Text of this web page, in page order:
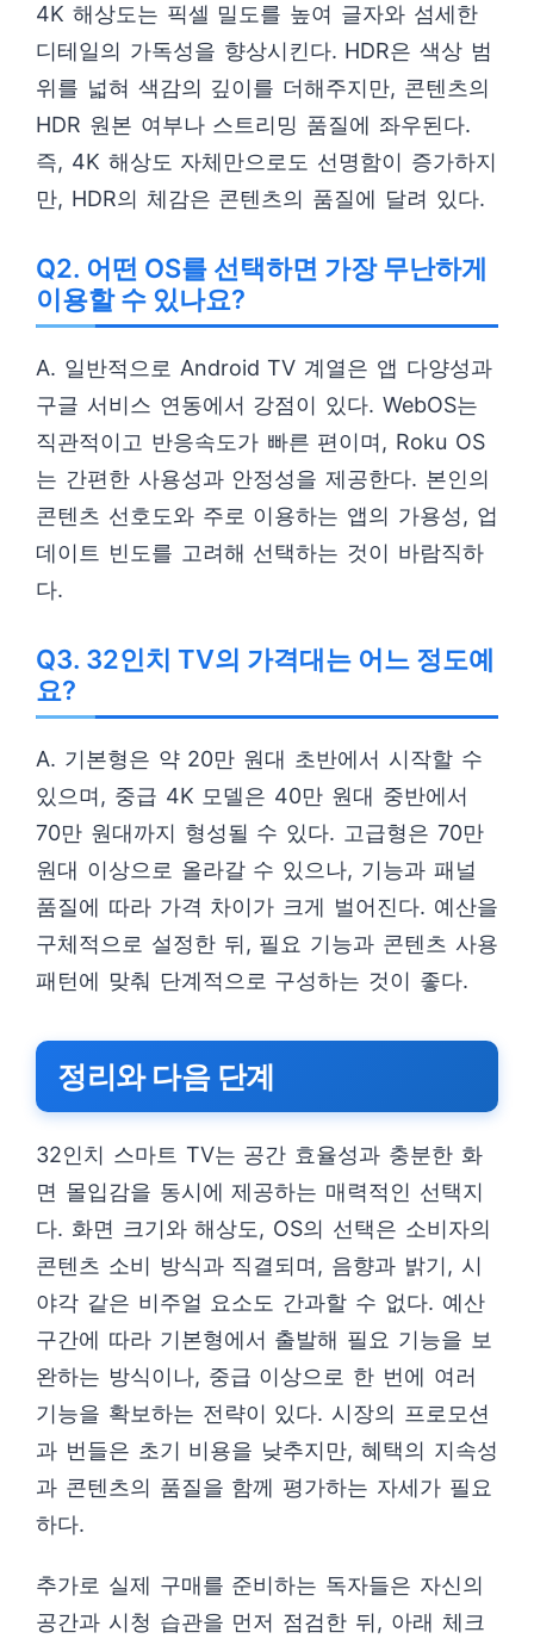
4K 해상도는 픽셀 밀도를 높여 글자와 섬세한
디테일의 가독성을 향상시킨다. HDR은 색상 범
위를 넓혀 색감의 깊이를 더해주지만, 콘텐츠의
HDR 원본 여부나 스트리밍 품질에 좌우된다.
즉, 4K 해상도 자체만으로도 선명함이 증가하지
만, HDR의 체감은 콘텐츠의 품질에 달려 있다.
Q2. 어떤 OS를 선택하면 가장 무난하게
이용할 수 있나요?
A. 일반적으로 Android TV 계열은 앱 다양성과
구글 서비스 연동에서 강점이 있다. WebOS는
직관적이고 반응속도가 빠른 편이며, Roku OS
는 간편한 사용성과 안정성을 제공한다. 본인의
콘텐츠 선호도와 주로 이용하는 앱의 가용성, 업
데이트 빈도를 고려해 선택하는 것이 바람직하
다.
Q3. 32인치 TV의 가격대는 어느 정도예
요?
A. 기본형은 약 20만 원대 초반에서 시작할 수
있으며, 중급 4K 모델은 40만 원대 중반에서
70만 원대까지 형성될 수 있다. 고급형은 70만
원대 이상으로 올라갈 수 있으나, 기능과 패널
품질에 따라 가격 차이가 크게 벌어진다. 예산을
구체적으로 설정한 뒤, 필요 기능과 콘텐츠 사용
패턴에 맞춰 단계적으로 구성하는 것이 좋다.
정리와 다음 단계
32인치 스마트 TV는 공간 효율성과 충분한 화
면 몰입감을 동시에 제공하는 매력적인 선택지
다. 화면 크기와 해상도, OS의 선택은 소비자의
콘텐츠 소비 방식과 직결되며, 음향과 밝기, 시
야각 같은 비주얼 요소도 간과할 수 없다. 예산
구간에 따라 기본형에서 출발해 필요 기능을 보
완하는 방식이나, 중급 이상으로 한 번에 여러
기능을 확보하는 전략이 있다. 시장의 프로모션
과 번들은 초기 비용을 낮추지만, 혜택의 지속성
과 콘텐츠의 품질을 함께 평가하는 자세가 필요
하다.
추가로 실제 구매를 준비하는 독자들은 자신의
공간과 시청 습관을 먼저 점검한 뒤, 아래 체크